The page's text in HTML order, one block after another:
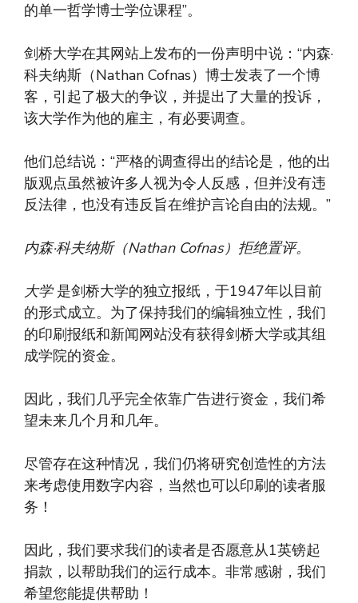
的单一哲学博士学位课程”。
剑桥大学在其网站上发布的一份声明中说：“内森·
科夫纳斯（Nathan Cofnas）博士发表了一个博
客，引起了极大的争议，并提出了大量的投诉，
该大学作为他的雇主，有必要调查。
他们总结说：“严格的调查得出的结论是，他的出
版观点虽然被许多人视为令人反感，但并没有违
反法律，也没有违反旨在维护言论自由的法规。”
内森·科夫纳斯（Nathan Cofnas）拒绝置评。
大学是剑桥大学的独立报纸，于1947年以目前
的形式成立。为了保持我们的编辑独立性，我们
的印刷报纸和新闻网站没有获得剑桥大学或其组
成学院的资金。
因此，我们几乎完全依靠广告进行资金，我们希
望未来几个月和几年。
尽管存在这种情况，我们仍将研究创造性的方法
来考虑使用数字内容，当然也可以印刷的读者服
务！
因此，我们要求我们的读者是否愿意从1英镑起
捐款，以帮助我们的运行成本。非常感谢，我们
希望您能提供帮助！